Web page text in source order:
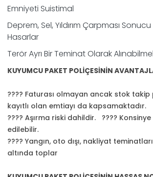
Emniyeti Suistimal
Deprem, Sel, Yıldırım Çarpması
Hasarlar
Terör Ayrı Bir Teminat Olarak
KUYUMCU PAKET POLİÇESİNİN
???? Faturası olmayan ancak stok
kayıtlı olan emtiayı da kapsamaktadır.
???? Aşırma riski dahildir. ????
edilebilir.
???? Yangın, oto dışı, nakliyat
altında toplar